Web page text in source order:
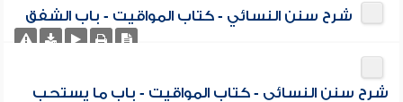
شرح سنن النسائي - كتاب المواقيت - باب الشفق
شرح سنن النسائي - كتاب المواقيت - باب ما يستحب